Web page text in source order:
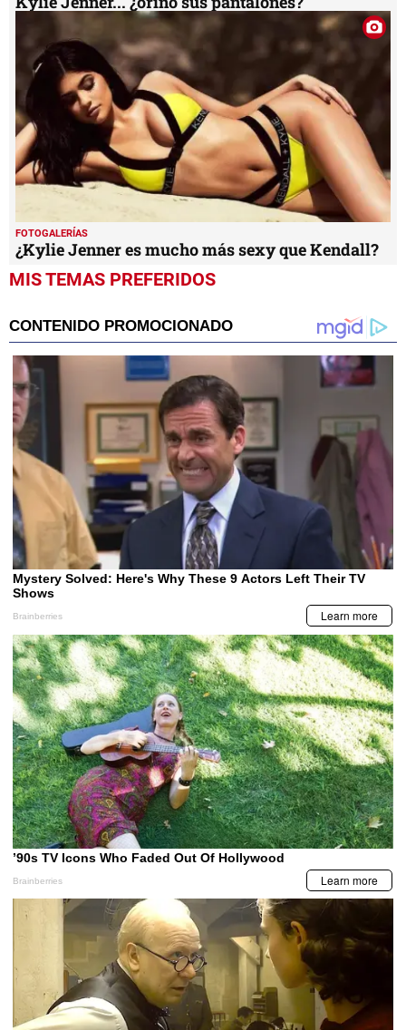
FOTOGALERÍAS
¿Kylie Jenner es mucho más sexy que Kendall?
MIS TEMAS PREFERIDOS